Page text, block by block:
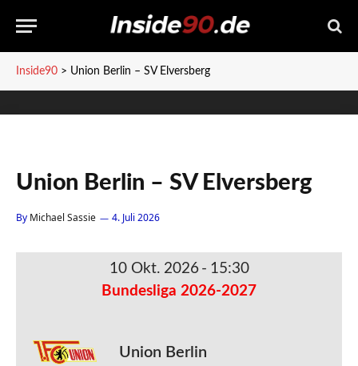
Inside90 > Union Berlin – SV Elversberg
Union Berlin – SV Elversberg
By Michael Sassie 4. Juli 2026
10 Okt. 2026 - 15:30
Bundesliga 2026-2027
Union Berlin